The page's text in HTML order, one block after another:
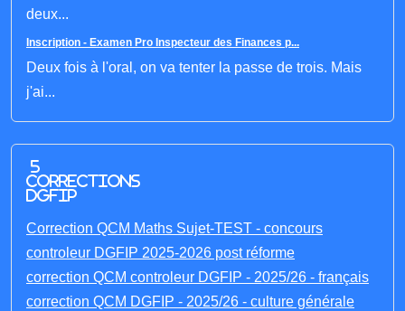
deux...
Inscription - Examen Pro Inspecteur des Finances p...
Deux fois à l'oral, on va tenter la passe de trois. Mais
j'ai...
5
corrections
DGFIP
Correction QCM Maths Sujet-TEST - concours
controleur DGFIP 2025-2026 post réforme
correction QCM controleur DGFIP - 2025/26 - français
correction QCM DGFIP - 2025/26 - culture générale